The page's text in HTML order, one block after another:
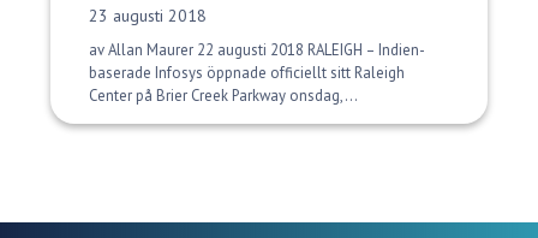
Publiceringsdatum:
23 augusti 2018
av Allan Maurer 22 augusti 2018 RALEIGH – Indien-
baserade Infosys öppnade officiellt sitt Raleigh
Center på Brier Creek Parkway onsdag,...